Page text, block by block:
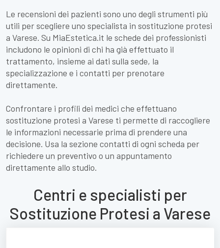
Le recensioni dei pazienti sono uno degli strumenti più
utili per scegliere uno specialista in sostituzione protesi
a Varese. Su MiaEstetica.it le schede dei professionisti
includono le opinioni di chi ha già effettuato il
trattamento, insieme ai dati sulla sede, la
specializzazione e i contatti per prenotare
direttamente.
Confrontare i profili dei medici che effettuano
sostituzione protesi a Varese ti permette di raccogliere
le informazioni necessarie prima di prendere una
decisione. Usa la sezione contatti di ogni scheda per
richiedere un preventivo o un appuntamento
direttamente allo studio.
Centri e specialisti per
Sostituzione Protesi a Varese